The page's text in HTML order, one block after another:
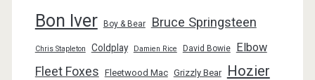
Bon Iver Boy & Bear Bruce Springsteen
Chris Stapleton Coldplay Damien Rice David Bowie Elbow
Fleet Foxes Fleetwood Mac Grizzly Bear Hozier